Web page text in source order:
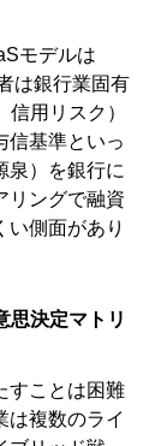
モデルは
は銀行業固有
用リスク）
信基準といっ
泉）を銀行に
リングで融資
い側面があり
思決定マトリ
すことは困難
は複数のライ